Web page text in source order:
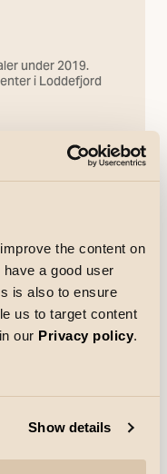
the content on
a good user
is also to ensure
us to target content
our Privacy policy.
Show details
under 2019.
i Loddefjord